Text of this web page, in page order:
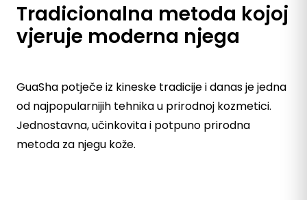
Tradicionalna metoda kojoj
vjeruje moderna njega
GuaSha potječe iz kineske tradicije i danas je jedna
od najpopularnijih tehnika u prirodnoj kozmetici.
Jednostavna, učinkovita i potpuno prirodna
metoda za njegu kože.